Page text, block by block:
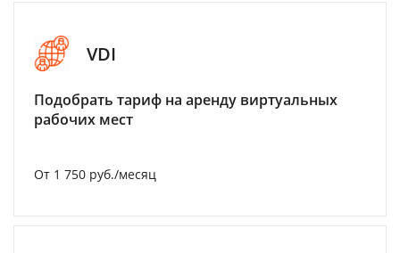
VDI
Подобрать тариф на аренду виртуальных
рабочих мест
От 1 750 руб./месяц